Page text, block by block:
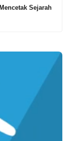
Sejarah